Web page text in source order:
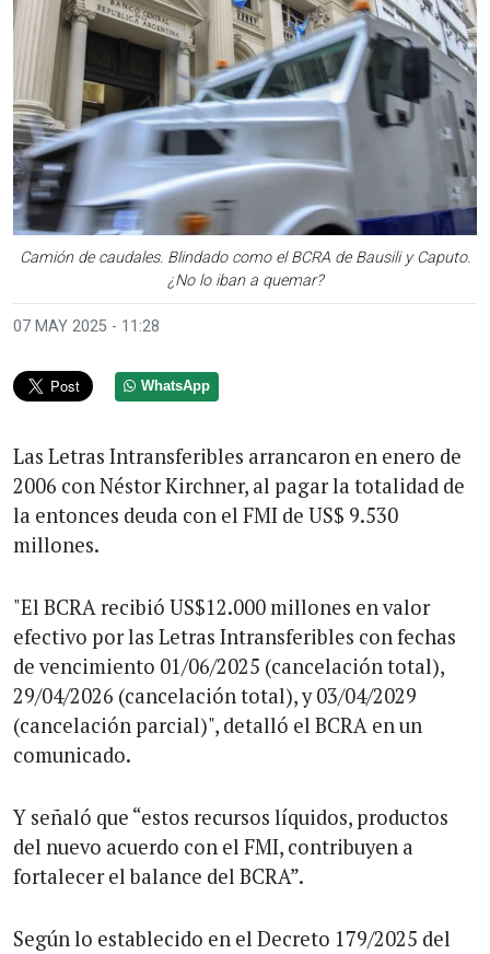
Camión de caudales. Blindado como el BCRA de Bausili y Caputo.
¿No lo iban a quemar?
07 MAY 2025 - 11:28
WhatsApp
Las Letras Intransferibles arrancaron en enero de
2006 con Néstor Kirchner, al pagar la totalidad de
la entonces deuda con el FMI de US$ 9.530
millones.
"El BCRA recibió US$12.000 millones en valor
efectivo por las Letras Intransferibles con fechas
de vencimiento 01/06/2025 (cancelación total),
29/04/2026 (cancelación total), y 03/04/2029
(cancelación parcial)", detalló el BCRA en un
comunicado.
Y señaló que “estos recursos líquidos, productos
del nuevo acuerdo con el FMI, contribuyen a
fortalecer el balance del BCRA”.
Según lo establecido en el Decreto 179/2025 del